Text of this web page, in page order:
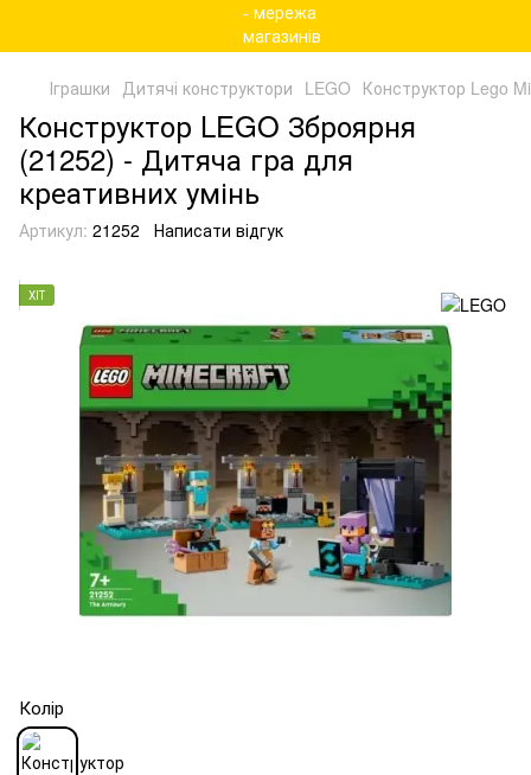
Іграшки Дитячі конструктори LEGO Конструктор Lego
Конструктор LEGO Зброярня
(21252) - Дитяча гра для
креативних умінь
Артикул: 21252 Написати відгук
ХІТ
Колір